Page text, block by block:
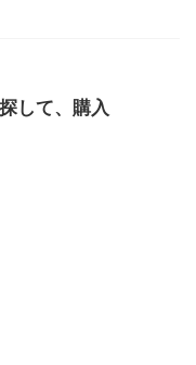
して、購入